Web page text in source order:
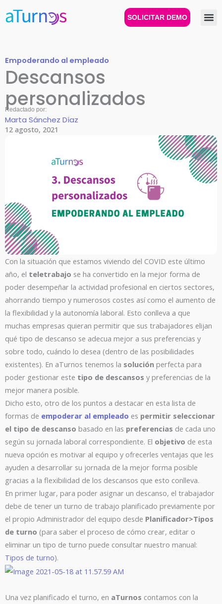
SOLICITAR DEMO
Empoderando al empleado
Descansos
personalizados
Redactado por:
Marta Sánchez Díaz
12 agosto, 2021
Con la situación que estamos viviendo del COVID este último
año, el teletrabajo se ha convertido en la mejor forma de
poder desempeñar la actividad profesional en ciertos sectores,
ahorrando tiempo y numerosos costes así como el aumento de
la flexibilidad y la autonomía laboral. Esto conlleva a que
muchas empresas quieran permitir que sus trabajadores elijan
qué tipo de descanso se adecua mejor a sus preferencias y
sobre todo, cuándo lo desea (dentro de las posibilidades
existentes). En aTurnos tenemos la solución perfecta para
poder gestionar este tipo de descansos y preferencias de la
mejor manera posible.
Dicho esto, otro de los puntos a destacar en esta lista de
formas de empoderar al empleado es permitir seleccionar
el tipo de descanso basado en las preferencias de cada uno
según su jornada laboral correspondiente. El objetivo de esta
nueva opción es motivar al equipo y ofrecerles ventajas que les
ayuden a desarrollar su jornada de la mejor forma posible
gracias a la flexibilidad de los descansos que esto conlleva.
En primer lugar, para poder asignar un descanso, el trabajador
debe de tener un turno de trabajo planificado previamente por
el propio Administrador del equipo desde Planificador>Tipos
de turno (para saber el proceso de cómo crear, editar o
eliminar un tipo de turno puede consultar nuestro manual:
Tipos de turno).
Una vez planificado el turno, en aTurnos contamos con la